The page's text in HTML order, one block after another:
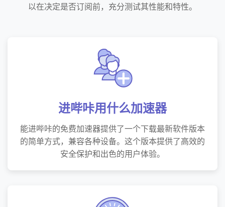
以在决定是否订阅前，充分测试其性能和特性。
进哔咔用什么加速器
能进哔咔的免费加速器提供了一个下载最新软件版本
的简单方式，兼容各种设备。这个版本提供了高效的
安全保护和出色的用户体验。